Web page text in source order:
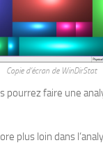
Copie d’écran de WinDirStat
pourrez faire une
plus loin dans